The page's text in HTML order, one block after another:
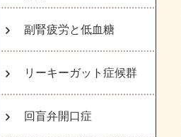
副腎疲労と低血糖
リーキーガット症候群
回盲弁開口症